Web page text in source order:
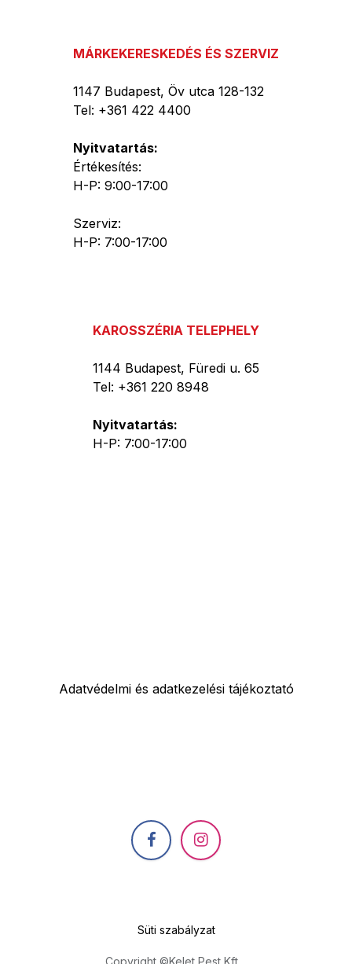
MÁRKEKERESKEDÉS ÉS SZERVIZ
1147 Budapest, Öv utca 128-132
Tel: +361 422 4400
Nyitvatartás:
Értékesítés:
H-P: 9:00-17:00
Szerviz:
H-P: 7:00-17:00
KAROSSZÉRIA TELEPHELY
1144 Budapest, Füredi u. 65
Tel: +361 220 8948
Nyitvatartás:
H-P: 7:00-17:00
Adatvédelmi és adatkezelési tájékoztató
Süti szabályzat
Copyright ©Kelet Pest Kft.